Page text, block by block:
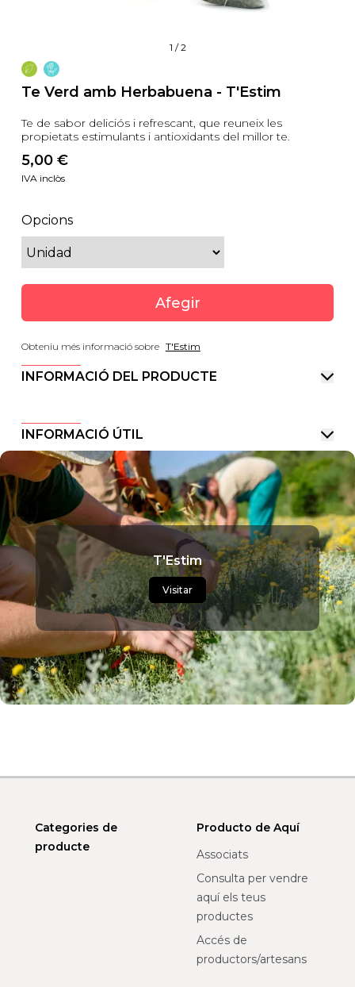
1 /2
Te Verd amb Herbabuena - T'Estim
Te de sabor deliciós i refrescant, que reuneix les
propietats estimulants i antioxidants del millor te.
5,00 €
IVA inclòs
Opcions
Afegir
Obteniu més informació sobre T'Estim
INFORMACIÓ DEL PRODUCTE
INFORMACIÓ ÚTIL
T'Estim
Visitar
Categories de
producte
Producto de Aquí
Associats
Consulta per vendre
aquí els teus
productes
Accés de
productors/artesans